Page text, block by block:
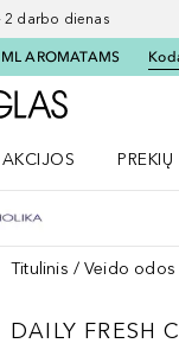
darbo dienas
AROMATAMS
Į Douglas
AKCIJOS
Titulinis Veido odos
DAILY FRESH